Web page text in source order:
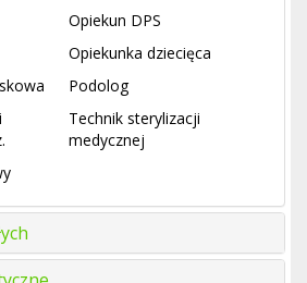
Opiekun DPS
Opiekunka dziecięca
Podolog
Technik sterylizacji
medycznej